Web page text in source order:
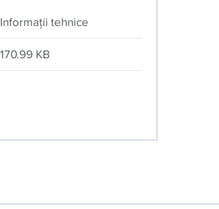
Informaţii tehnice
170.99 KB